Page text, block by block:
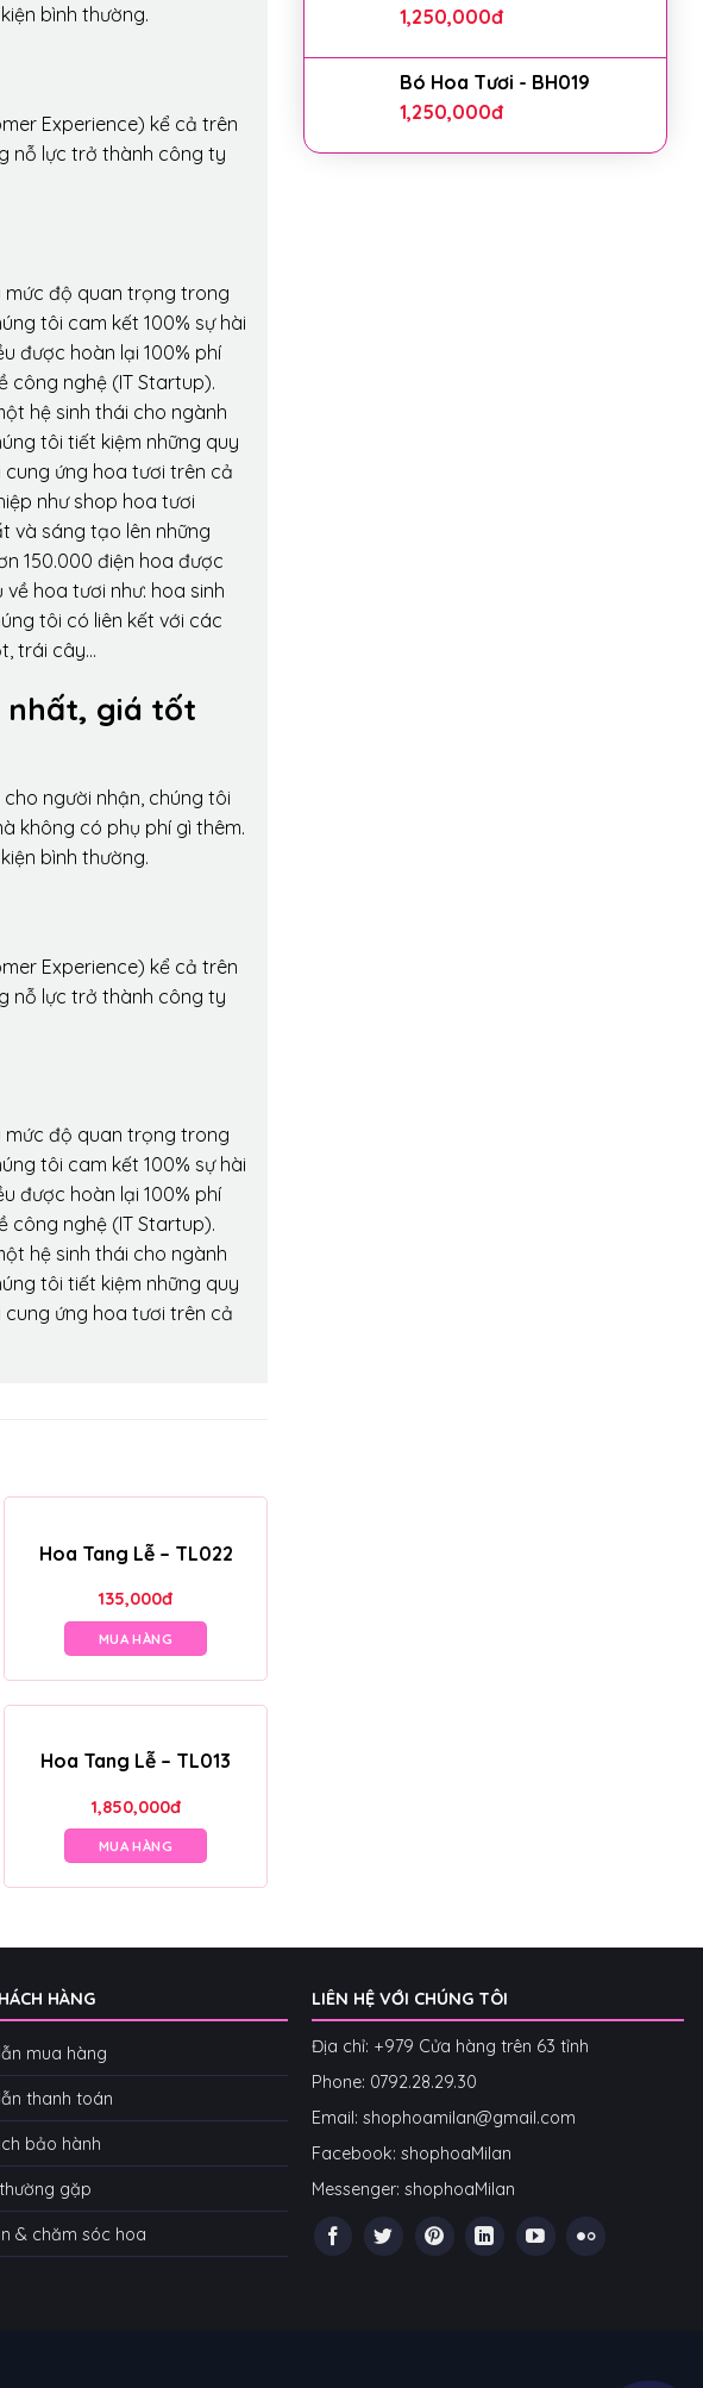
1,250,000đ
Bó Hoa Tươi - BH019
1,250,000đ
bình thường.
Experience) kể cả trên
nỗ lực trở thành công ty
mức độ quan trọng trong
tôi cam kết 100% sự hài
được hoàn lại 100% phí
công nghệ (IT Startup).
hệ sinh thái cho ngành
tôi tiết kiệm những quy
ứng hoa tươi trên cả
như shop hoa tươi
và sáng tạo lên những
150.000 điện hoa được
hoa tươi như: hoa sinh
tôi có liên kết với các
trái cây…
nhất, giá tốt
người nhận, chúng tôi
không có phụ phí gì thêm.
bình thường.
Experience) kể cả trên
nỗ lực trở thành công ty
mức độ quan trọng trong
tôi cam kết 100% sự hài
được hoàn lại 100% phí
công nghệ (IT Startup).
hệ sinh thái cho ngành
tôi tiết kiệm những quy
ứng hoa tươi trên cả
Hoa Tang Lễ – TL022
135,000đ
MUA HÀNG
Hoa Tang Lễ – TL013
1,850,000đ
MUA HÀNG
HÀNG
mua hàng
thanh toán
bảo hành
gặp
& chăm sóc hoa
LIÊN HỆ VỚI CHÚNG TÔI
Địa chỉ: +979 Cửa hàng trên 63 tỉnh
Phone: 0792.28.29.30
Email: shophoamilan@gmail.com
Facebook: shophoaMilan
Messenger: shophoaMilan